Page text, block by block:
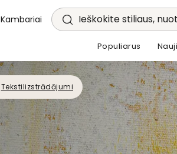
Kambariai Ieškokite stiliaus,
Populiarus
Tekstilizstrādājumi